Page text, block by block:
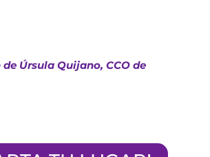
Úrsula Quijano, CCO de